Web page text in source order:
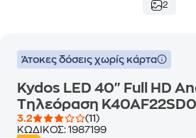
2
Άτοκες δόσεις χωρίς κάρτα
Kydos LED 40" Full HD
Τηλεόραση
3.2
(11)
ΚΩΔΙΚΟΣ: 1987199